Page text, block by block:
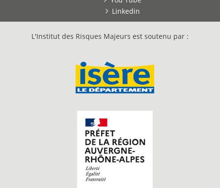
Linkedin
L'Institut des Risques Majeurs est soutenu par :